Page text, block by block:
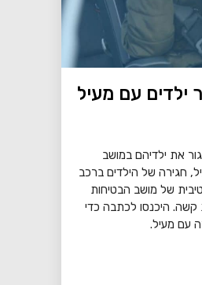
ילדים עם מעיל
את ילדיהם במושב
חגירה של הילדים ברכב
של מושב הבטיחות
קשה. היכנסו לכתבה כדי
עם מעיל.